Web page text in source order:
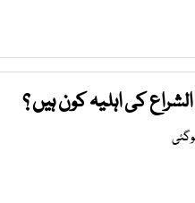
کی اہلیہ کون ہیں ؟